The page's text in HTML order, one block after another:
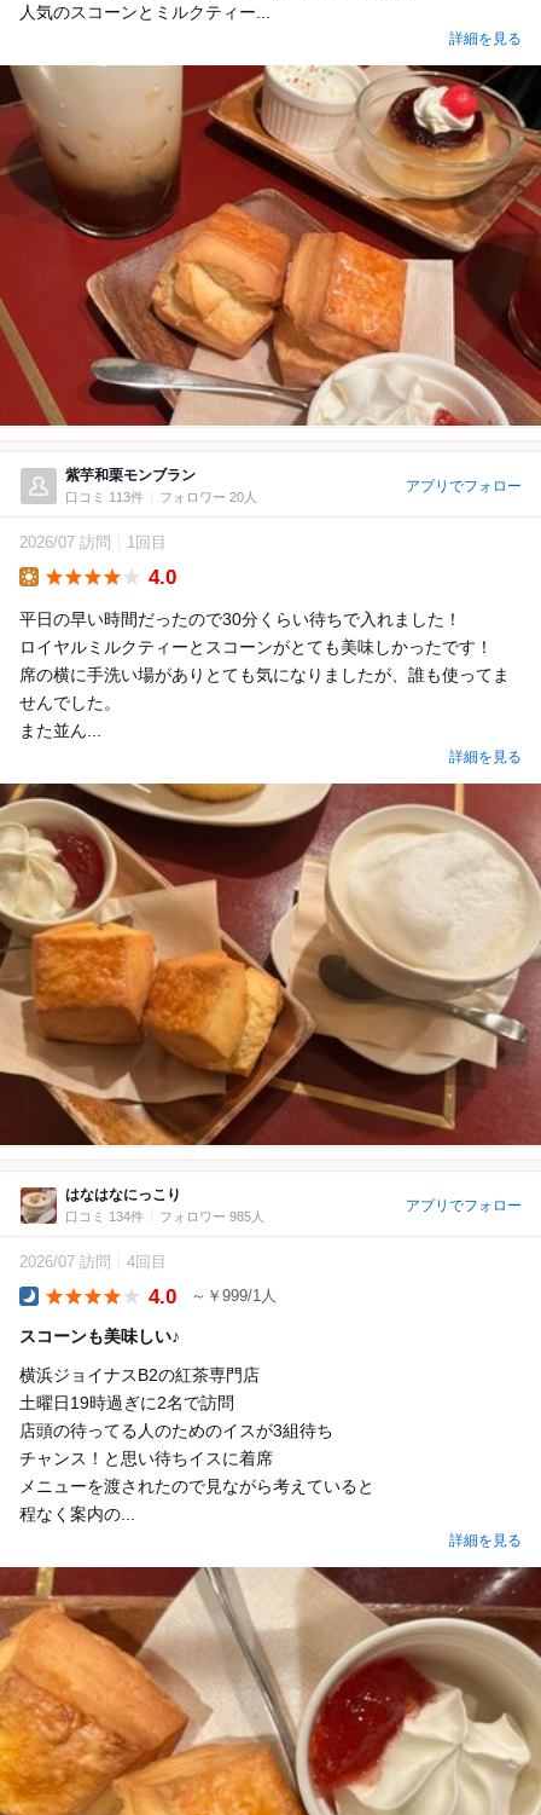
人気のスコーンとミルクティー...
詳細を見る
紫芋和栗モンブラン
口コミ 113件 フォロワー 20人
アプリでフォロー
2026/07 訪問 1回目
4.0
平日の早い時間だったので30分くらい待ちで入れました！
ロイヤルミルクティーとスコーンがとても美味しかったです！
席の横に手洗い場がありとても気になりましたが、誰も使ってま
せんでした。
また並ん...
詳細を見る
はなはなにっこり
口コミ 134件 フォロワー 985人
アプリでフォロー
2026/07 訪問 4回目
4.0 ～￥999/1人
スコーンも美味しい♪
横浜ジョイナスB2の紅茶専門店
土曜日19時過ぎに2名で訪問
店頭の待ってる人のためのイスが3組待ち
チャンス！と思い待ちイスに着席
メニューを渡されたので見ながら考えていると
程なく案内の...
詳細を見る